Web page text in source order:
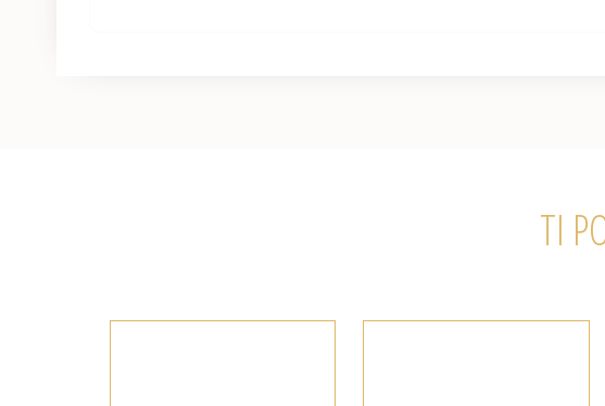
TI